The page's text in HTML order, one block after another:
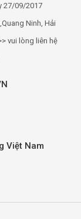
27/09/2017
Ninh, Hải
vui lòng liên hệ
Việt Nam